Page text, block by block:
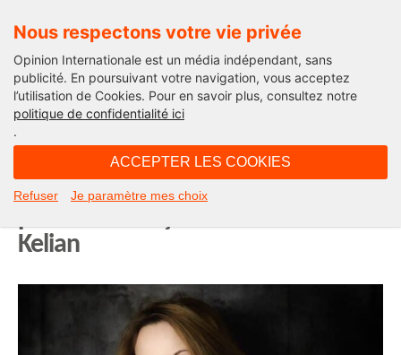
Nous respectons votre vie privée
Opinion Internationale est un média indépendant, sans
publicité. En poursuivant votre navigation, vous acceptez
l’utilisation de Cookies. Pour en savoir plus, consultez notre
politique de confidentialité ici
.
ACCEPTER LES COOKIES
Refuser Je paramètre mes choix
Actualité
Abstentionnisme ou le grand
Kelian